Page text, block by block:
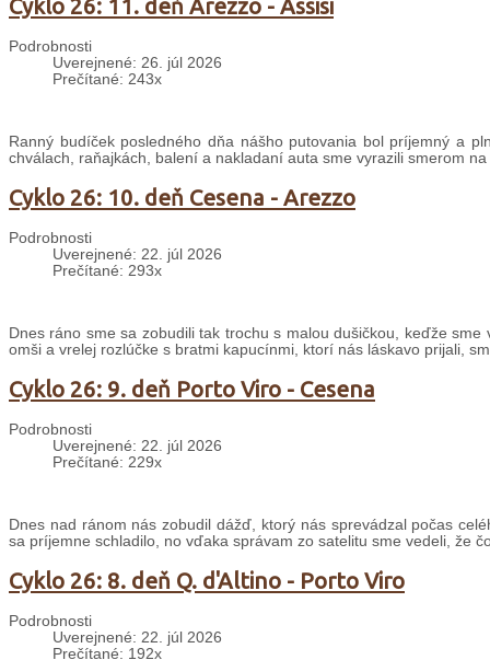
Cyklo 26: 11. deň Arezzo - Assisi
Podrobnosti
Uverejnené: 26. júl 2026
Prečítané: 243x
Ranný budíček posledného dňa nášho putovania bol príjemný a
chválach, raňajkách, balení a nakladaní auta sme vyrazili smerom
Cyklo 26: 10. deň Cesena - Arezzo
Podrobnosti
Uverejnené: 22. júl 2026
Prečítané: 293x
Dnes ráno sme sa zobudili tak trochu s malou dušičkou, keďže
omši a vrelej rozlúčke s bratmi kapucínmi, ktorí nás láskavo prijali,
Cyklo 26: 9. deň Porto Viro - Cesena
Podrobnosti
Uverejnené: 22. júl 2026
Prečítané: 229x
Dnes nad ránom nás zobudil dážď, ktorý nás sprevádzal počas
sa príjemne schladilo, no vďaka správam zo satelitu sme vedeli, že
Cyklo 26: 8. deň Q. d'Altino - Porto Viro
Podrobnosti
Uverejnené: 22. júl 2026
Prečítané: 192x